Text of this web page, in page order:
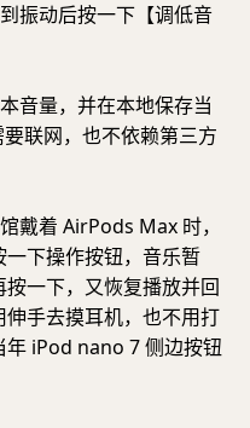
振动后按一下【调低音
音量，并在本地保存当
联网，也不依赖第三方
戴着 AirPods Max 时，
下操作按钮，音乐暂
一下，又恢复播放并回
手去摸耳机，也不用打
iPod nano 7 侧边按钮